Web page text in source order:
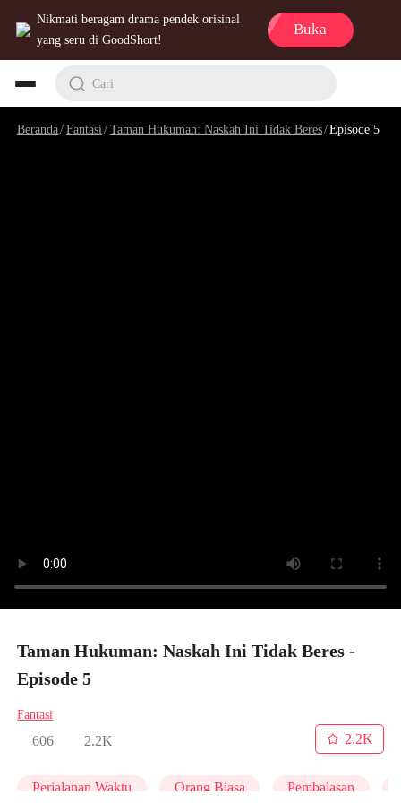
Nikmati beragam drama pendek orisinal
yang seru di GoodShort!
Buka
Cari
Beranda/Fantasi /Taman Hukuman: Naskah Ini Tidak Beres/Episode 5
Taman Hukuman: Naskah Ini Tidak Beres -
Episode 5
Fantasi
606 2.2K
2.2K
Perjalanan Waktu Orang Biasa Pembalasan